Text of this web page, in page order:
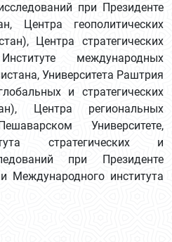
при Президенте
Центра геополитических
Центра стратегических
международных
Университета Раштрия
и стратегических
Центра региональных
Университете,
стратегических и
при Президенте
Международного института